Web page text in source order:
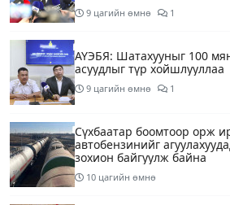
9 цагийн өмнө 1
АҮЭБЯ: Шатахууныг 100
асуудлыг түр хойшлууллаа
9 цагийн өмнө 1
Сүхбаатар боомтоор орж
автобензинийг
зохион байгуулж байна
10 цагийн өмнө